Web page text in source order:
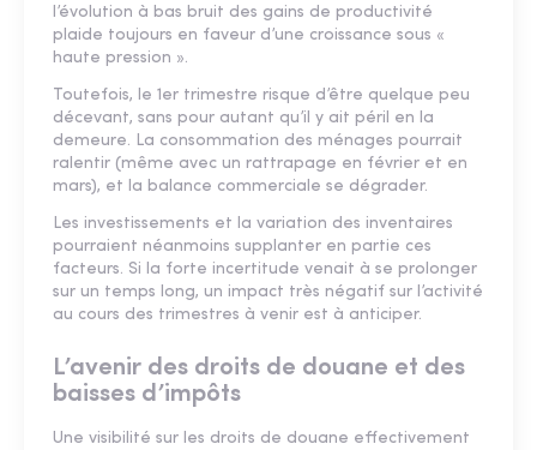
l’évolution à bas bruit des gains de productivité
plaide toujours en faveur d’une croissance sous «
haute pression ».
Toutefois, le 1er trimestre risque d’être quelque peu
décevant, sans pour autant qu’il y ait péril en la
demeure. La consommation des ménages pourrait
ralentir (même avec un rattrapage en février et en
mars), et la balance commerciale se dégrader.
Les investissements et la variation des inventaires
pourraient néanmoins supplanter en partie ces
facteurs. Si la forte incertitude venait à se prolonger
sur un temps long, un impact très négatif sur l’activité
au cours des trimestres à venir est à anticiper.
L’avenir des droits de douane et des
baisses d’impôts
Une visibilité sur les droits de douane effectivement